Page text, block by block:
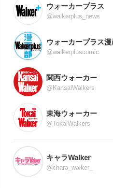
ウォーカープラス
@walkerplus_news
ウォーカープラス
@walkerpluscomic
関西ウォーカー
@KansaiWalkers
東海ウォーカー
@TokaiWalkers
キャラWalker
@chara_walker_